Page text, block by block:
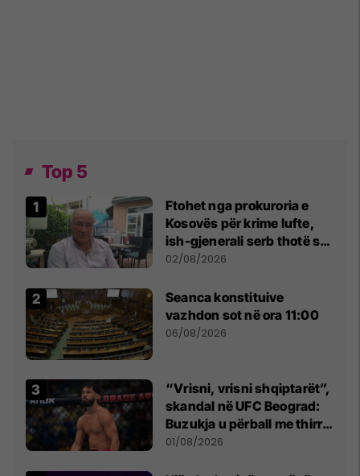
Top 5
Ftohet nga prokuroria e
Kosovës për krime lufte,
ish-gjenerali serb thotë se
dikush e tradhtoi në
02/08/2026
Seanca konstituive
vazhdon sot në ora 11:00
06/08/2026
“Vrisni, vrisni shqiptarët”,
skandal në UFC Beograd:
Buzukja u përball me thirrje
anti-shqiptare nga
01/08/2026